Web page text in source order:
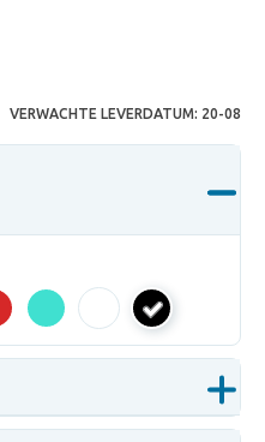
VERWACHTE LEVERDATUM: 20-08
zwart